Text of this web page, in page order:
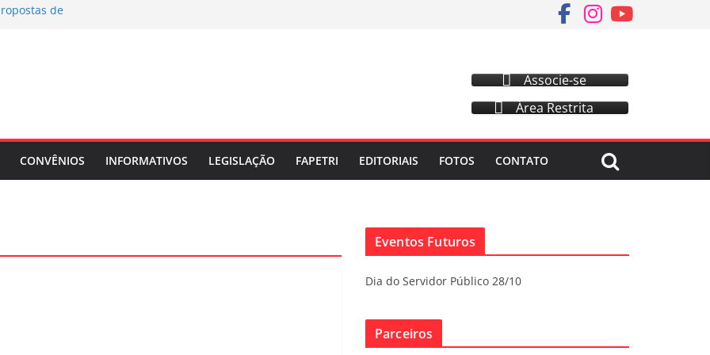
de
Associe-se
Área Restrita
CONVÊNIOS INFORMATIVOS LEGISLAÇÃO FAPETRI EDITORIAIS FOTOS CONTATO
Eventos Futuros
Dia do Servidor Público 28/10
Parceiros